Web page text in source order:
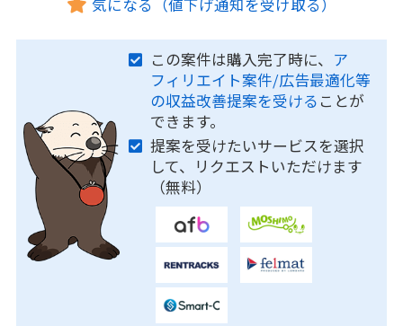
この案件は購入完了時に、 ア
フィリエイト案件/広告最適化等
の収益改善提案を受ける ことが
できます。
提案を受けたいサービスを選択
して、リクエストいただけます
（無料）